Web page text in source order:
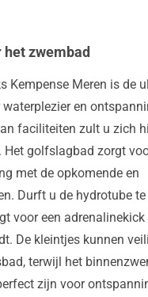
zwembad
Kempense Meren is de
en
faciliteiten zult u zich
Het golfslagbad zorgt
met de opkomende en
Durft u de hydrotube
voor een
De kleintjes kunnen
terwijl het
zijn voor